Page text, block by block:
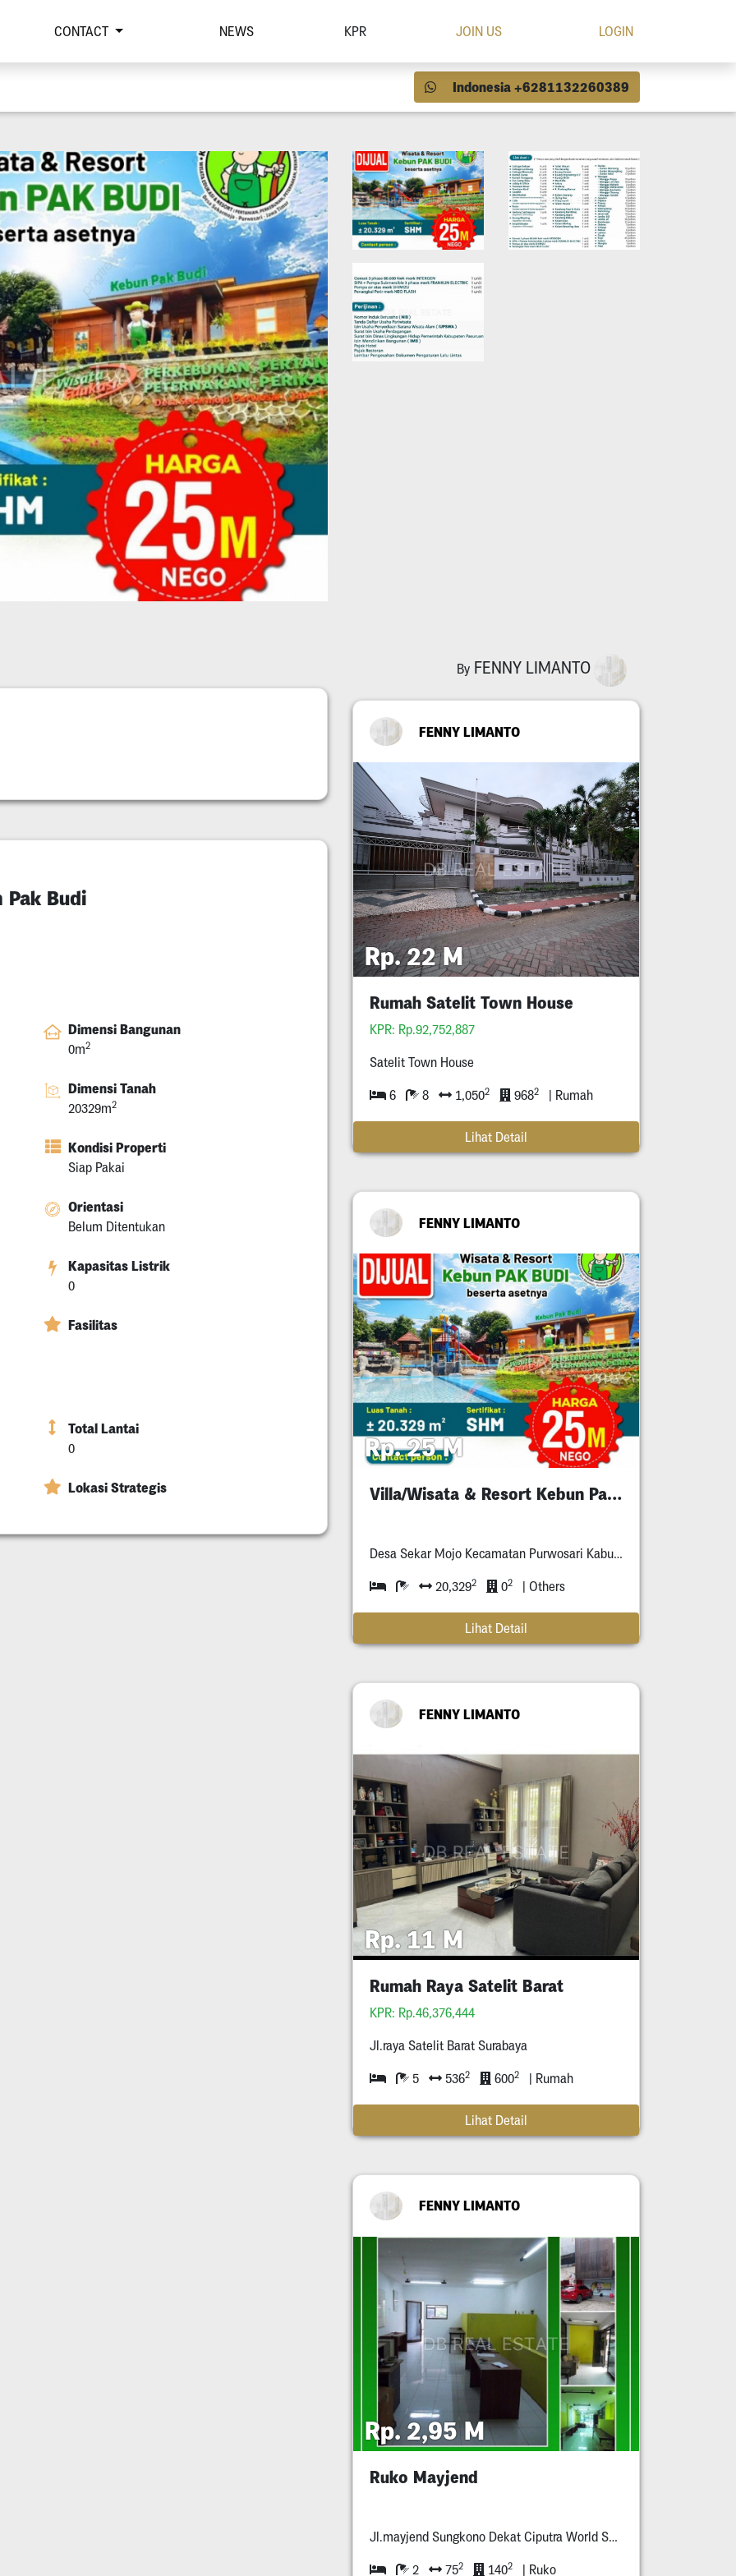
CONTACT NEWS KPR JOIN US LOGIN
Indonesia +6281132260389
Budi
Dimensi Bangunan
0m2
Dimensi Tanah
20329m2
Kondisi Properti
Siap Pakai
Orientasi
Belum Ditentukan
Kapasitas Listrik
0
Fasilitas
Total Lantai
0
Lokasi Strategis
By FENNY LIMANTO
FENNY LIMANTO
Rp. 22 M
Rumah Satelit Town House
KPR: Rp.92,752,887
Satelit Town House
6 8 1,0502 9682 | Rumah
Lihat Detail
FENNY LIMANTO
Rp. 25 M
Villa/Wisata & Resort Kebun Pak Budi
Desa Sekar Mojo Kecamatan Purwosari Kabupaten Pasuruan Jawa Timur
20,3292 02 | Others
Lihat Detail
FENNY LIMANTO
Rp. 11 M
Rumah Raya Satelit Barat
KPR: Rp.46,376,444
Jl.raya Satelit Barat Surabaya
5 5362 6002 | Rumah
Lihat Detail
FENNY LIMANTO
Rp. 2,95 M
Ruko Mayjend
Jl.mayjend Sungkono Dekat Ciputra World Surabaya
2 752 1402 | Ruko